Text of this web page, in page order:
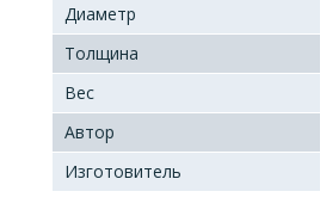
Диаметр
Толщина
Вес
Автор
Изготовитель